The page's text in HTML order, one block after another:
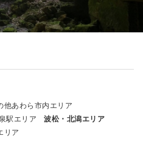
他あわら市内エリア
駅エリア
波松・北潟エリア
リア